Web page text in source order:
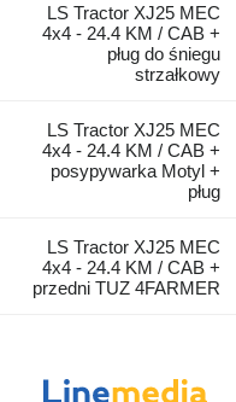
LS Tractor XJ25 MEC
4x4 - 24.4 KM / CAB +
pług do śniegu
strzałkowy
LS Tractor XJ25 MEC
4x4 - 24.4 KM / CAB +
posypywarka Motyl +
pług
LS Tractor XJ25 MEC
4x4 - 24.4 KM / CAB +
przedni TUZ 4FARMER